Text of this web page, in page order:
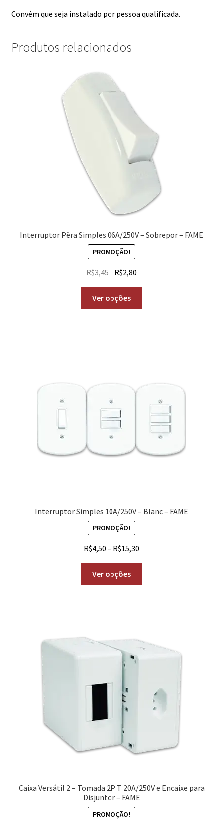
Convém que seja instalado por pessoa qualificada.
Produtos relacionados
Interruptor Pêra Simples 06A/250V – Sobrepor – FAME
PROMOÇÃO!
R$3,45 R$2,80
Ver opções
Interruptor Simples 10A/250V – Blanc – FAME
PROMOÇÃO!
R$4,50 – R$15,30
Ver opções
Caixa Versátil 2 – Tomada 2P T 20A/250V e Encaixe para
Disjuntor – FAME
PROMOÇÃO!